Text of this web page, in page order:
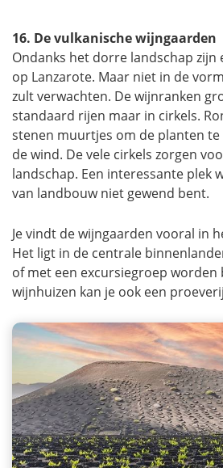
16. De vulkanische wijngaarden
Ondanks het dorre landschap zijn
op Lanzarote. Maar niet in de
zult verwachten. De wijnranken
standaard rijen maar in cirkels.
stenen muurtjes om de planten
de wind. De vele cirkels zorgen
landschap. Een interessante plek
van landbouw niet gewend bent.
Je vindt de wijngaarden vooral in
Het ligt in de centrale
of met een excursiegroep worden
wijnhuizen kan je ook een